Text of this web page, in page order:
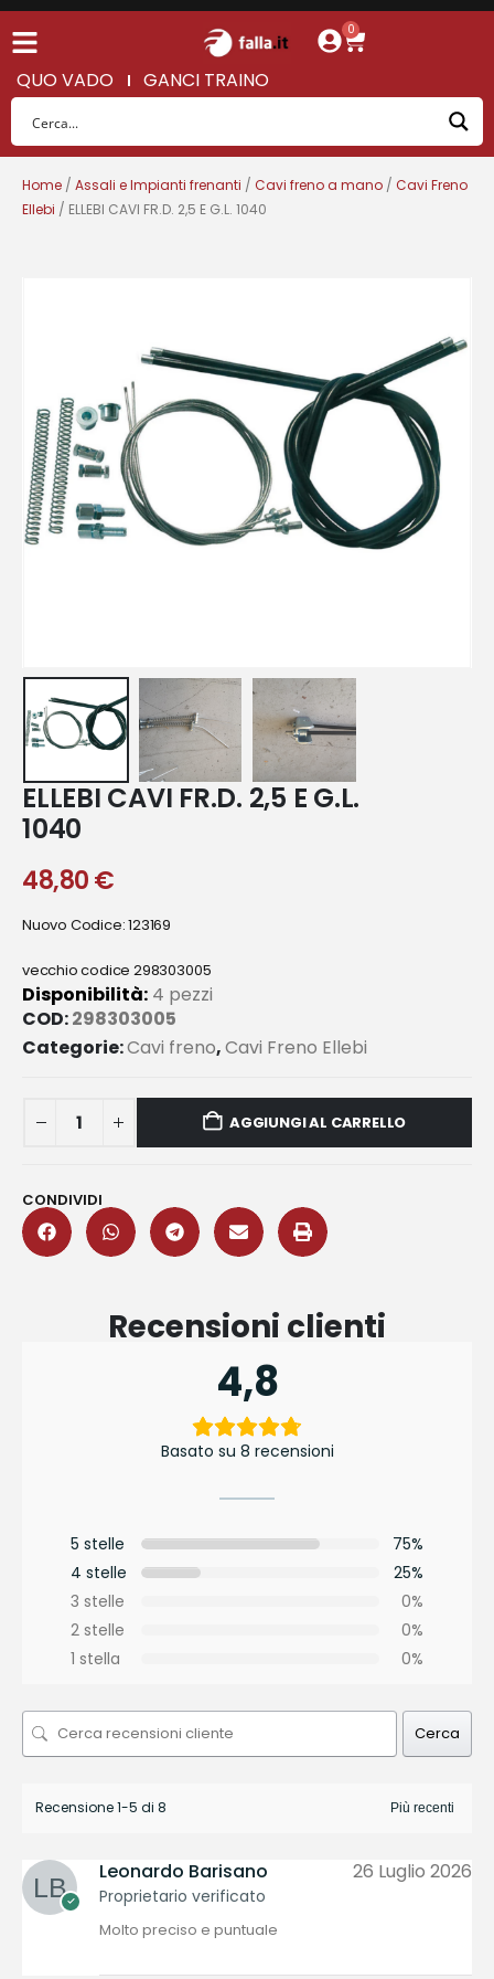
0
QUO VADO GANCI TRAINO
Home / Assali e Impianti frenanti / Cavi freno a mano / Cavi Freno
Ellebi / ELLEBI CAVI FR.D. 2,5 E G.L. 1040
ELLEBI CAVI FR.D. 2,5 E G.L.
1040
48,80€
Nuovo Codice: 123169
vecchio codice 298303005
Disponibilità: 4 pezzi
COD:298303005
Categorie:Cavi freno,Cavi Freno Ellebi
AGGIUNGI AL CARRELLO
CONDIVIDI
Recensioni clienti
4,8
Basato su 8 recensioni
5 stelle
75%
4 stelle
25%
3 stelle
0%
2 stelle
0%
1 stella
0%
Cerca
Recensione 1-5 di 8
Leonardo Barisano
Proprietario verificato
26 Luglio 2026
Molto preciso e puntuale